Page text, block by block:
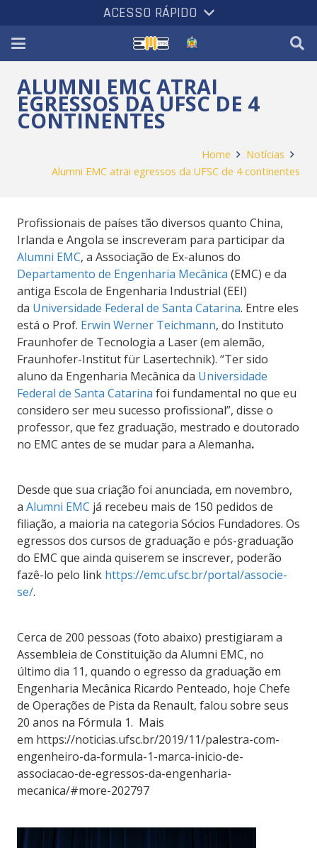
ACESSO RÁPIDO
ALUMNI EMC ATRAI
EGRESSOS DA UFSC DE 4
CONTINENTES
Home
Notícias
Alumni EMC atrai egressos da UFSC de 4 continentes
Profissionais de países tão diversos quanto China,
Irlanda e Angola se inscreveram para participar da
Alumni EMC, a Associação de Ex-alunos do
Departamento de Engenharia Mecânica (EMC) e da
antiga Escola de Engenharia Industrial (EEI)
da Universidade Federal de Santa Catarina. Entre eles
está o Prof. Erwin Werner Teichmann, do Instituto
Fraunhofer de Tecnologia a Laser (em alemão,
Fraunhofer-Institut für Lasertechnik). “Ter sido
aluno da Engenharia Mecânica da Universidade
Federal de Santa Catarina foi fundamental no que eu
considero ser meu sucesso profissional”, disse o
professor, que fez graduação, mestrado e doutorado
no EMC antes de se mudar para a Alemanha.
Desde que sua criação foi anunciada, em novembro,
a Alumni EMC já recebeu mais de 150 pedidos de
filiação, a maioria na categoria Sócios Fundadores. Os
egressos dos cursos de graduação e pós-graduação
do EMC que ainda quiserem se inscrever, poderão
fazê-lo pelo link https://emc.ufsc.br/portal/associe-
se/.
Cerca de 200 pessoas (foto abaixo) prestigiaram a
Assembleia de Constituição da Alumni EMC, no
último dia 11, quando o egresso da graduação em
Engenharia Mecânica Ricardo Penteado, hoje Chefe
de Operações de Pista da Renault, falou sobre seus
20 anos na Fórmula 1. Mais
em https://noticias.ufsc.br/2019/11/palestra-com-
engenheiro-da-formula-1-marca-inicio-de-
associacao-de-egressos-da-engenharia-
mecanica/#more-202797